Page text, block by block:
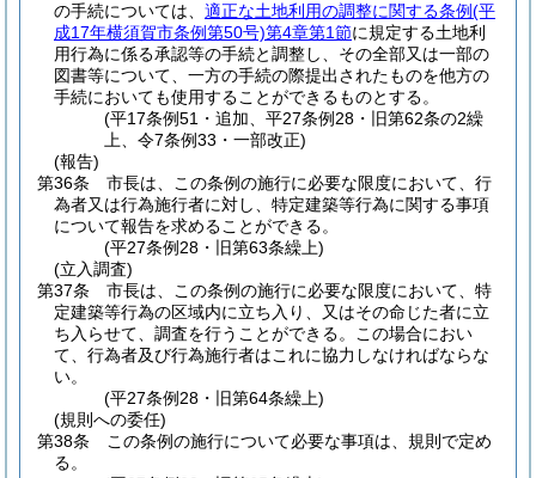
の手続については、 適正な土地利用の調整に関する条例(平
成17年横須賀市条例第50号)第4章第1節に規定する土地利
用行為に係る承認等の手続と調整し、その全部又は一部の
図書等について、一方の手続の際提出されたものを他方の
手続においても使用することができるものとする。
(平17条例51・追加、平27条例28・旧第62条の2繰
上、令7条例33・一部改正)
(報告)
第36条
市長は、この条例の施行に必要な限度において、行
為者又は行為施行者に対し、特定建築等行為に関する事項
について報告を求めることができる。
(平27条例28・旧第63条繰上)
(立入調査)
第37条
市長は、この条例の施行に必要な限度において、特
定建築等行為の区域内に立ち入り、又はその命じた者に立
ち入らせて、調査を行うことができる。
この場合におい
て、行為者及び行為施行者はこれに協力しなければならな
い。
(平27条例28・旧第64条繰上)
(規則への委任)
第38条
この条例の施行について必要な事項は、規則で定め
る。